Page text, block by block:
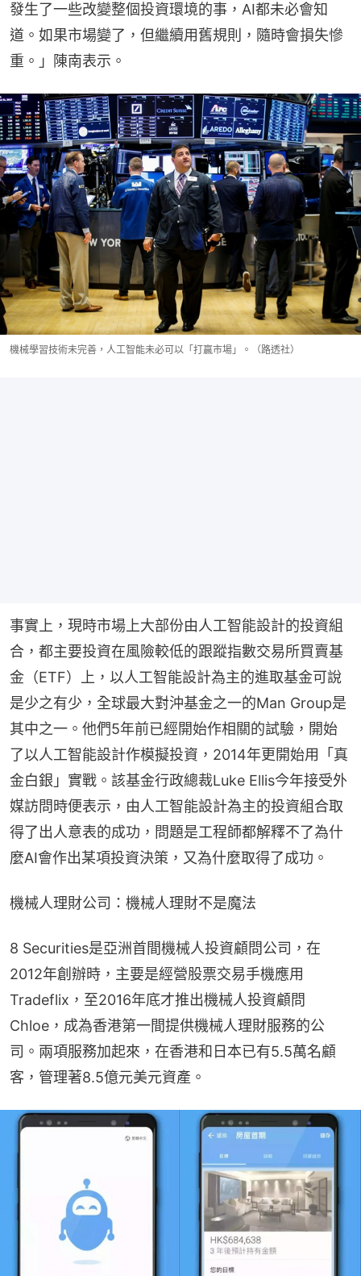
發生了一些改變整個投資環境的事，AI都未必會知
道。如果市場變了，但繼續用舊規則，隨時會損失慘
重。」陳南表示。
機械學習技術未完善，人工智能未必可以「打贏市場」。（路透社）
事實上，現時市場上大部份由人工智能設計的投資組
合，都主要投資在風險較低的跟蹤指數交易所買賣基
金（ETF）上，以人工智能設計為主的進取基金可說
是少之有少，全球最大對沖基金之一的Man Group是
其中之一。他們5年前已經開始作相關的試驗，開始
了以人工智能設計作模擬投資，2014年更開始用「真
金白銀」實戰。該基金行政總裁Luke Ellis今年接受外
媒訪問時便表示，由人工智能設計為主的投資組合取
得了出人意表的成功，問題是工程師都解釋不了為什
麼AI會作出某項投資決策，又為什麼取得了成功。
機械人理財公司：機械人理財不是魔法
8 Securities是亞洲首間機械人投資顧問公司，在
2012年創辦時，主要是經營股票交易手機應用
Tradeflix，至2016年底才推出機械人投資顧問
Chloe，成為香港第一間提供機械人理財服務的公
司。兩項服務加起來，在香港和日本已有5.5萬名顧
客，管理著8.5億元美元資產。